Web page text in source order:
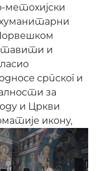
метохијски
и
српског и
за
и Цркви
икону,